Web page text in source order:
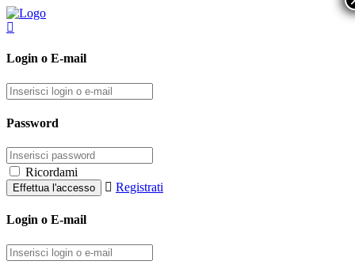
Login o E-mail
Password
Ricordami
Registrati
Login o E-mail